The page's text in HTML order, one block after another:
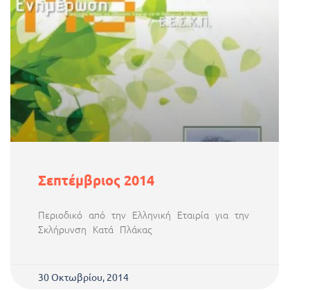
Σεπτέμβριος 2014
Περιοδικό από την Ελληνική Εταιρία για την
Σκλήρυνση Κατά Πλάκας
30 Οκτωβρίου, 2014